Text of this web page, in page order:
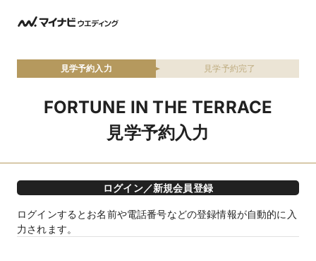
見学予約入力 見学予約完了
FORTUNE IN THE TERRACE
見学予約入力
ログイン／新規会員登録
ログインするとお名前や電話番号などの登録情報が自動的に入
力されます。